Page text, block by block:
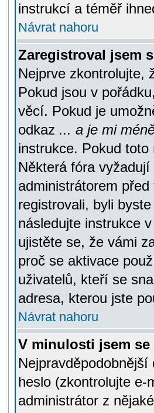
instrukcí a téměř
Návrat nahoru
Zaregistroval jsem
Nejprve zkontrolujte,
Pokud jsou v
věcí. Pokud je
odkaz ... a je mi
instrukce. Pokud
Některá fóra
administrátorem
registrovali, byli
následujte instrukce
ujistěte se, že vámi
proč se aktivace
uživatelů, kteří se
adresa, kterou jste
Návrat nahoru
V minulosti jsem
heslo (zkontrolujte e-
administrátor z